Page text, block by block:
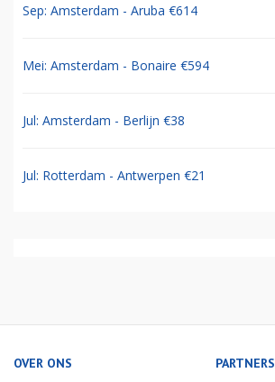
Sep: Amsterdam - Aruba €614
Mei: Amsterdam - Bonaire €594
Jul: Amsterdam - Berlijn €38
Jul: Rotterdam - Antwerpen €21
OVER ONS PARTNERS